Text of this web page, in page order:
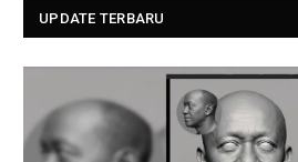
UPDATE TERBARU